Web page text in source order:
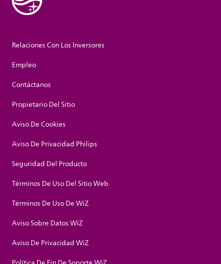
Relaciones Con Los Inversores
Empleo
Contáctanos
Propietario Del Sitio
Aviso De Cookies
Aviso De Privacidad Philips
Seguridad Del Producto
Términos De Uso Del Sitio Web
Términos De Uso De WiZ
Aviso Sobre Datos WiZ
Aviso De Privacidad WiZ